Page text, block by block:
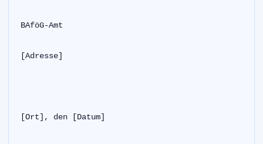
BAföG-Amt
[Adresse]
[Ort], den [Datum]